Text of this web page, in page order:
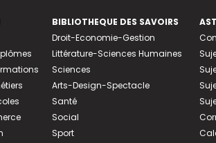
BIBLIOTHEQUE DES SAVOIRS
Droit-Economie-Gestion
Littérature-Sciences Humaines
Sciences
Arts-Design-Spectacle
Santé
Social
Sport